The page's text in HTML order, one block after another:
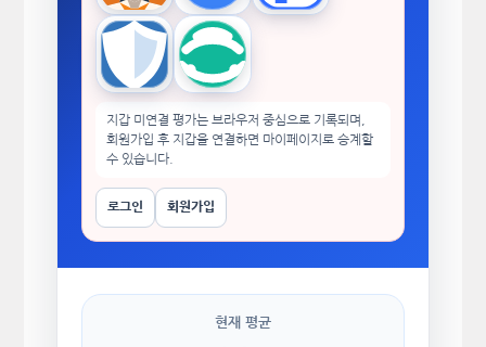
Trust Wallet imToken
지갑 미연결 평가는 브라우저 중심으로 기록되며,
회원가입 후 지갑을 연결하면 마이페이지로 승계할
수 있습니다.
로그인 회원가입
현재 평균